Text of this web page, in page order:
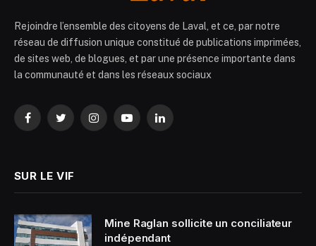
Rejoindre l’ensemble des citoyens de Laval, et ce, par notre
réseau de diffusion unique constitué de publications imprimées,
de sites web, de blogues, et par une présence importante dans
la communauté et dans les réseaux sociaux
FacebookTwitterInstagramYouTubeLinkedIn
SUR LE VIF
Mine Raglan sollicite un conciliateur
indépendant